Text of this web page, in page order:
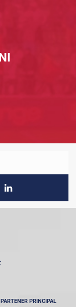
PARTENER PRINCIPAL